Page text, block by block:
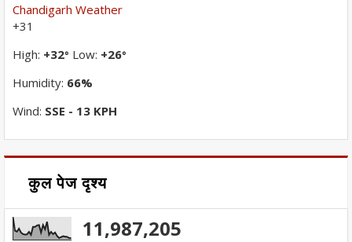
Chandigarh Weather
+31
High: +32° Low: +26°
Humidity: 66%
Wind: SSE - 13 KPH
कुल पेज दृश्य
11,987,205